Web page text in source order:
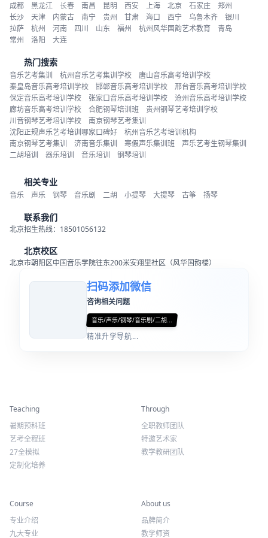
成都
黑龙江 长春 南昌 昆明 西安 上海 北京 石家庄
郑州
长沙
天津 内蒙古 南宁 贵州 甘肃 海口 西宁 乌鲁木齐
银川
拉萨
杭州 河南 四川 山东 福州 杭州风华国韵艺术教育
青岛
常州
洛阳 大连
热门搜索
音乐艺考集训 杭州音乐艺考集训学校
唐山音乐高考培训学校
秦皇岛音乐高考培训学校
邯郸音乐高考培训学校
邢台音乐高考培训学校
保定音乐高考培训学校
张家口音乐高考培训学校
沧州音乐高考培训学校
廊坊音乐高考培训学校
合肥钢琴培训班
贵州钢琴艺考培训学校
川音钢琴艺考培训学校
南京钢琴艺考集训
沈阳正规声乐艺考培训哪家口碑好
杭州音乐艺考培训机构
南京钢琴艺考集训
济南音乐集训 寒假声乐集训班
声乐艺考生钢琴集训
二胡培训
器乐培训 音乐培训 钢琴培训
相关专业
音乐 声乐 钢琴 音乐剧 二胡 小提琴 大提琴 古筝 扬琴
联系我们
北京招生热线：18501056132
北京校区
北京市朝阳区中国音乐学院往东200米安翔里社区（风华国韵楼）
扫码添加微信
咨询相关问题
音乐/声乐/钢琴/音乐剧/二胡...
精准升学导航...
Teaching
暑期预科班
艺考全程班
27全模拟
定制化培养
Through
全职教师团队
特邀艺术家
教学教研团队
Course
专业介绍
九大专业
About us
品牌简介
教学师资